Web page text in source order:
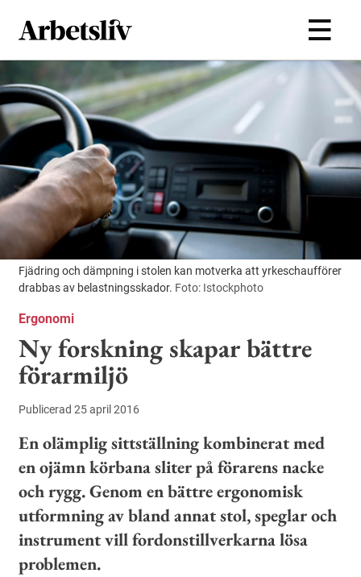
Hoppa till huvudinnehållet
Fjädring och dämpning i stolen kan motverka att yrkeschaufförer
drabbas av belastningsskador. Foto: Istockphoto
Ergonomi
Ny forskning skapar bättre
förarmiljö
Publicerad 25 april 2016
En olämplig sittställning kombinerat med
en ojämn körbana sliter på förarens nacke
och rygg. Genom en bättre ergonomisk
utformning av bland annat stol, speglar och
instrument vill fordonstillverkarna lösa
problemen.